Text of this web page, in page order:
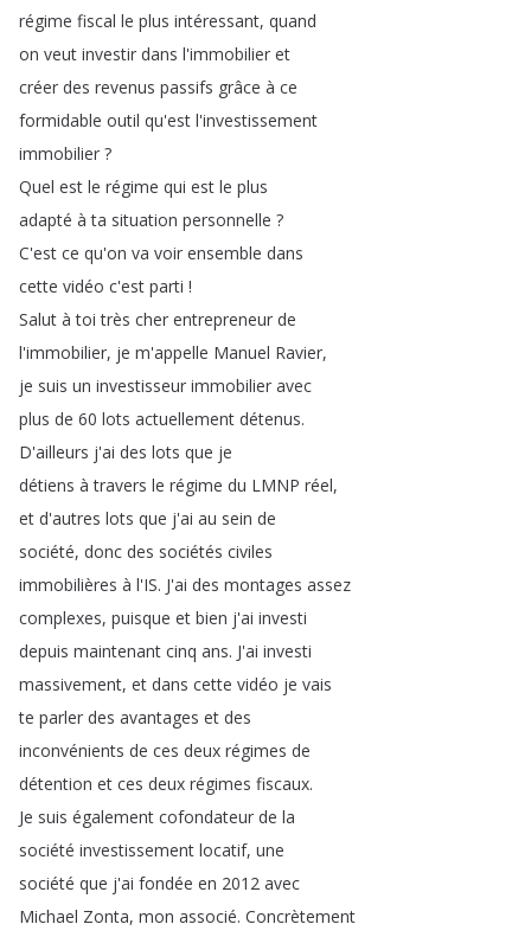
régime fiscal le plus intéressant, quand
on veut investir dans l'immobilier et
créer des revenus passifs grâce à ce
formidable outil qu'est l'investissement
immobilier ?
Quel est le régime qui est le plus
adapté à ta situation personnelle ?
C'est ce qu'on va voir ensemble dans
cette vidéo c'est parti !
Salut à toi très cher entrepreneur de
l'immobilier, je m'appelle Manuel Ravier,
je suis un investisseur immobilier avec
plus de 60 lots actuellement détenus.
D'ailleurs j'ai des lots que je
détiens à travers le régime du LMNP réel,
et d'autres lots que j'ai au sein de
société, donc des sociétés civiles
immobilières à l'IS. J'ai des montages assez
complexes, puisque et bien j'ai investi
depuis maintenant cinq ans. J'ai investi
massivement, et dans cette vidéo je vais
te parler des avantages et des
inconvénients de ces deux régimes de
détention et ces deux régimes fiscaux.
Je suis également cofondateur de la
société investissement locatif, une
société que j'ai fondée en 2012 avec
Michael Zonta, mon associé. Concrètement